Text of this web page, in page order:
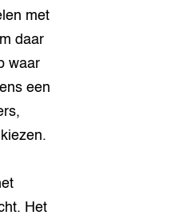
met
daar
waar
een
Het